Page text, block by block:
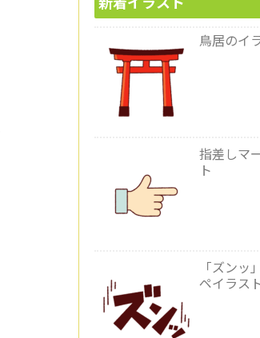
鳥居のイ
指差しマ
ト
「ズンッ
ペイラス